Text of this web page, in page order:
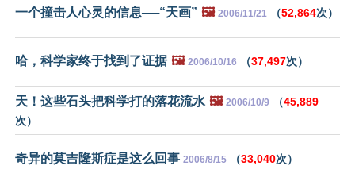
一个撞击人心灵的信息──“天画” 🖼️ 2006/11/21 （52,864次）
哈，科学家终于找到了证据 🖼️ 2006/10/16 （37,497次）
天！这些石头把科学打的落花流水 🖼️ 2006/10/9 （45,889
次）
奇异的莫吉隆斯症是这么回事 2006/8/15 （33,040次）